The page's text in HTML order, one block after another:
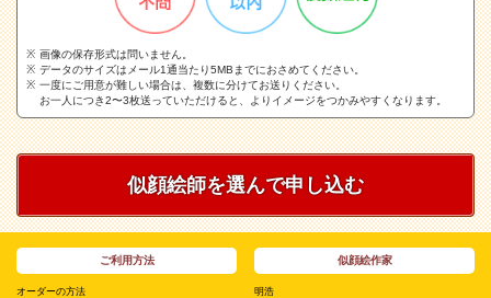
画像の保存形式は問いません。
データのサイズはメール1通当たり5MBまでにおさめてください。
一度にご用意が難しい場合は、複数に分けてお送りください。
お一人につき2〜3枚送っていただけると、よりイメージをつかみやすくなります。
似顔絵師を選んで申し込む
ご利用方法
オーダーの方法
似顔絵作家
明浩